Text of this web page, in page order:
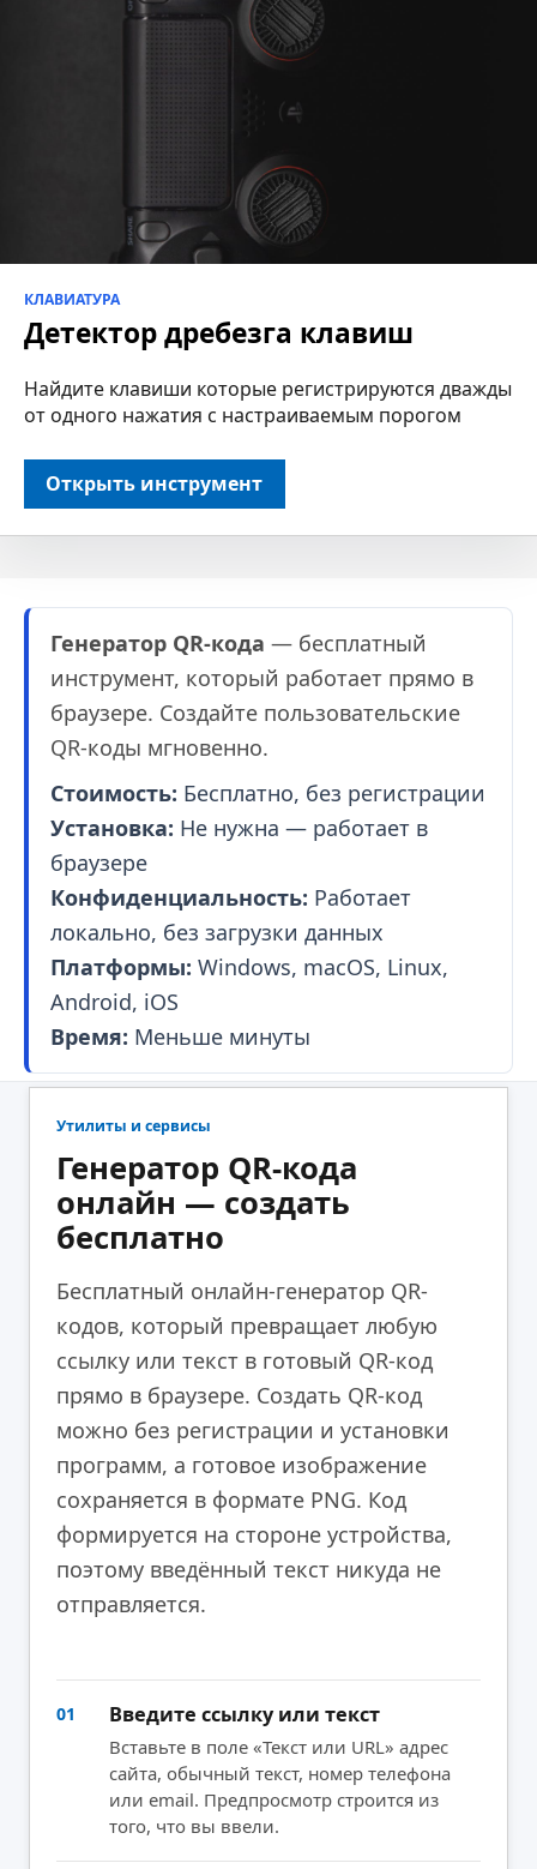
КЛАВИАТУРА
Детектор дребезга клавиш
Найдите клавиши которые регистрируются дважды
от одного нажатия с настраиваемым порогом
Открыть инструмент
Генератор QR-кода — бесплатный
инструмент, который работает прямо в
браузере. Создайте пользовательские
QR-коды мгновенно.
Стоимость: Бесплатно, без регистрации
Установка: Не нужна — работает в
браузере
Конфиденциальность: Работает
локально, без загрузки данных
Платформы: Windows, macOS, Linux,
Android, iOS
Время: Меньше минуты
Утилиты и сервисы
Генератор QR-кода
онлайн — создать
бесплатно
Бесплатный онлайн-генератор QR-
кодов, который превращает любую
ссылку или текст в готовый QR-код
прямо в браузере. Создать QR-код
можно без регистрации и установки
программ, а готовое изображение
сохраняется в формате PNG. Код
формируется на стороне устройства,
поэтому введённый текст никуда не
отправляется.
01 Введите ссылку или текст
Вставьте в поле «Текст или URL» адрес
сайта, обычный текст, номер телефона
или email. Предпросмотр строится из
того, что вы ввели.